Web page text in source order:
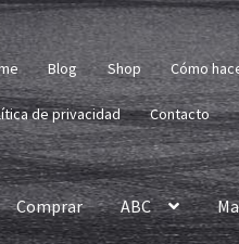
Blog Shop Cómo
de privacidad Contacto
Comprar ABC